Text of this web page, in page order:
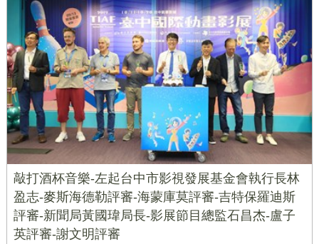
敲打酒杯音樂-左起台中市影視發展基金會執行長林
盈志-麥斯海德勒評審-海蒙庫莫評審-吉特保羅迪斯
評審-新聞局黃國瑋局長-影展節目總監石昌杰-盧子
英評審-謝文明評審